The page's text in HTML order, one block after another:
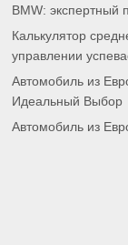
BMW: экспертный
Калькулятор
управлении
Автомобиль из
Идеальный Выбор
Автомобиль из